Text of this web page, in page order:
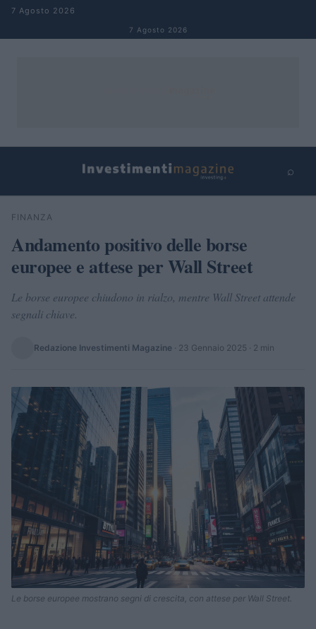
Salta al contenuto
7 Agosto 2026
7 Agosto 2026
⌕
Cerca
FINANZA
Andamento positivo delle borse
europee e attese per Wall Street
Le borse europee chiudono in rialzo, mentre Wall Street attende
segnali chiave.
Redazione Investimenti Magazine · 23 Gennaio 2025 · 2 min
Le borse europee mostrano segni di crescita, con attese per Wall Street.